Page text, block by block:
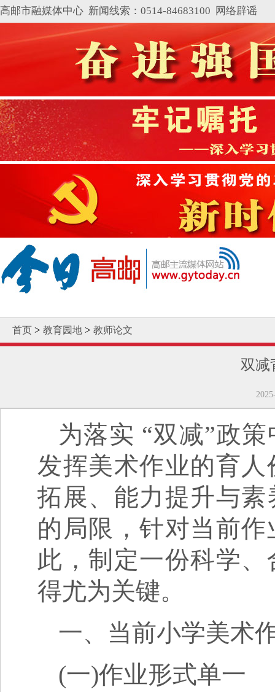
高邮市融媒体中心 新闻线索：0514-84683100 网络辟谣
首页 > 教育园地 > 教师论文
双减
为落实 “双减”政
发挥美术作业的育
拓展、能力提升与
的局限，针对当前
此，制定一份科学
得尤为关键。
一、当前小学美术
(一)作业形式单一